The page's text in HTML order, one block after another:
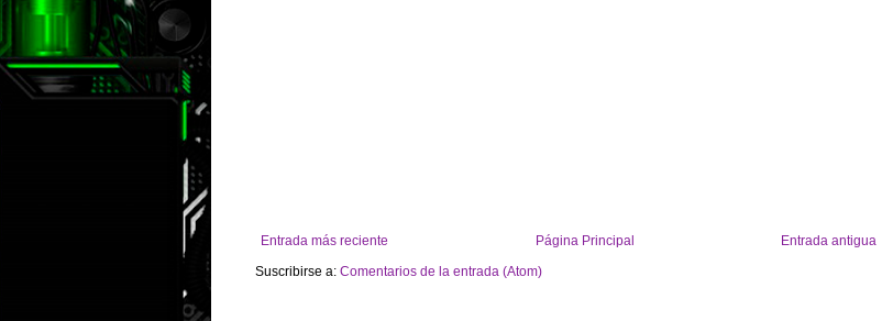
Entrada más reciente Entrada antigua
Página Principal
Suscribirse a: Comentarios de la entrada (Atom)